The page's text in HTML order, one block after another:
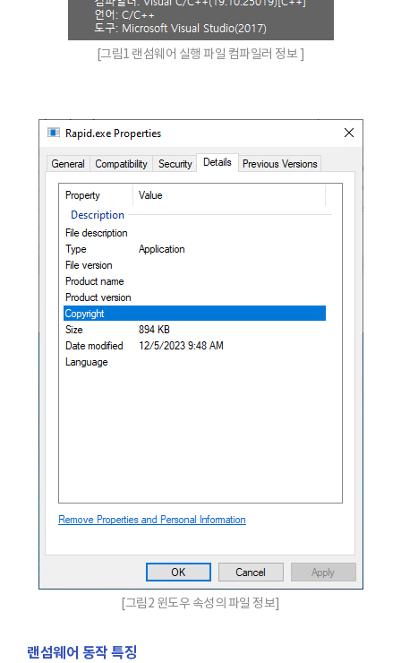
[그림1 랜섬웨어 실행 파일 컴파일러 정보 ]
[그림2 윈도우 속성의 파일 정보]
랜섬웨어 동작 특징